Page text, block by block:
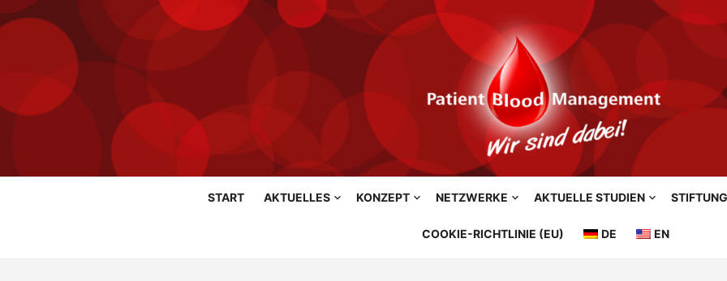
START AKTUELLES KONZEPT NETZWERKE AKTUELLE STUDIEN STIFTUNG
COOKIE-RICHTLINIE (EU) DE EN